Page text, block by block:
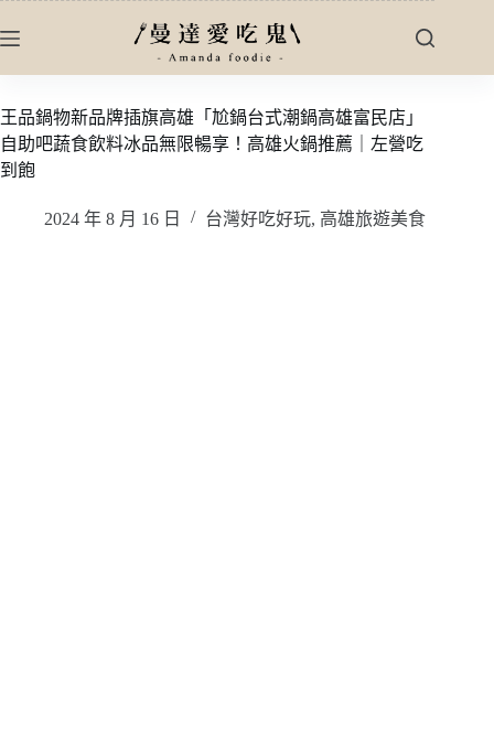
至
內
容
王品鍋物新品牌插旗高雄「尬鍋台式潮鍋高雄富民店」
自助吧蔬食飲料冰品無限暢享！高雄火鍋推薦｜左營吃
到飽
2024 年 8 月 16 日 台灣好吃好玩, 高雄旅遊美食